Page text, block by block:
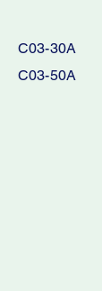
C03-30A
C03-50A